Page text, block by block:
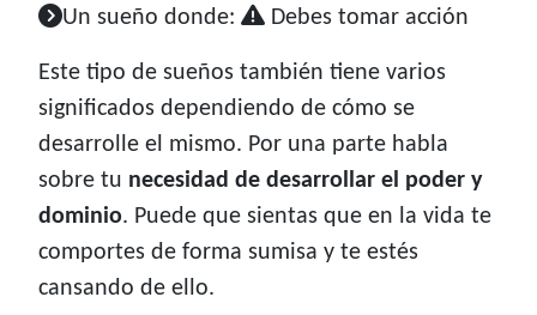
Un sueño donde: Debes tomar acción
Este tipo de sueños también tiene varios
significados dependiendo de cómo se
desarrolle el mismo. Por una parte habla
sobre tu necesidad de desarrollar el poder y
dominio. Puede que sientas que en la vida te
comportes de forma sumisa y te estés
cansando de ello.